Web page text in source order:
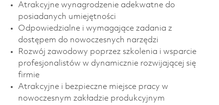
Atrakcyjne wynagrodzenie adekwatne do
posiadanych umiejętności
Odpowiedzialne i wymagające zadania z
dostępem do nowoczesnych narzędzi
Rozwój zawodowy poprzez szkolenia i wsparcie
profesjonalistów w dynamicznie rozwijającej się
firmie
Atrakcyjne i bezpieczne miejsce pracy w
nowoczesnym zakładzie produkcyjnym